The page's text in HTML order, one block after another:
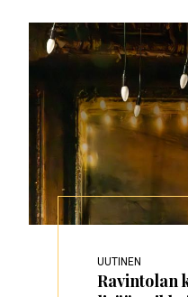
UUTINEN
Ravintolan